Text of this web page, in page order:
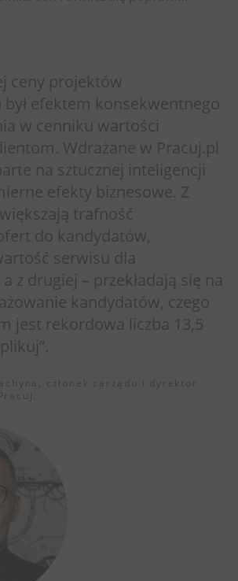
ceny projektów
efektem konsekwentnego
w cenniku wartości
Wdrażane w Pracuj.pl
na sztucznej inteligencji
efekty biznesowe. Z
trafność
do kandydatów,
serwisu dla
z drugiej – przekładają się na
kandydatów, czego
jest rekordowa liczba 13,5
członek zarządu i dyrektor